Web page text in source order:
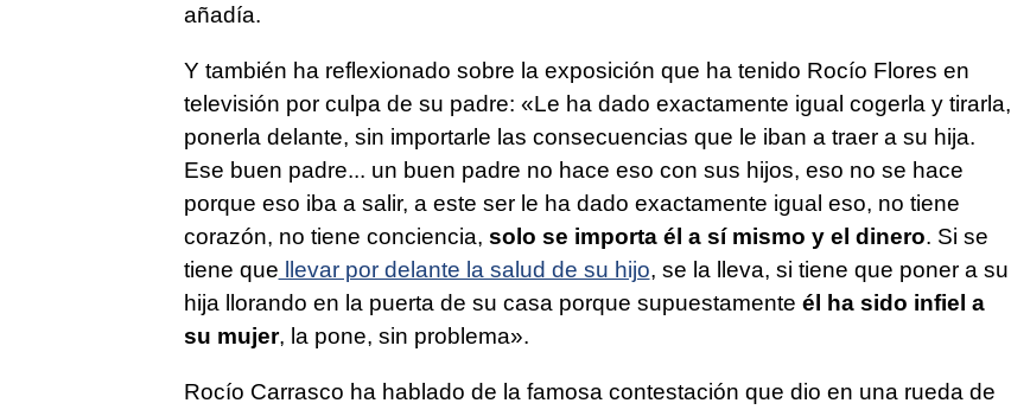
añadía.
Y también ha reflexionado sobre la exposición que ha tenido Rocío Flores en
televisión por culpa de su padre: «Le ha dado exactamente igual cogerla y tirarla,
ponerla delante, sin importarle las consecuencias que le iban a traer a su hija.
Ese buen padre... un buen padre no hace eso con sus hijos, eso no se hace
porque eso iba a salir, a este ser le ha dado exactamente igual eso, no tiene
corazón, no tiene conciencia, solo se importa él a sí mismo y el dinero. Si se
tiene que llevar por delante la salud de su hijo, se la lleva, si tiene que poner a su
hija llorando en la puerta de su casa porque supuestamente él ha sido infiel a
su mujer, la pone, sin problema».
Rocío Carrasco ha hablado de la famosa contestación que dio en una rueda de